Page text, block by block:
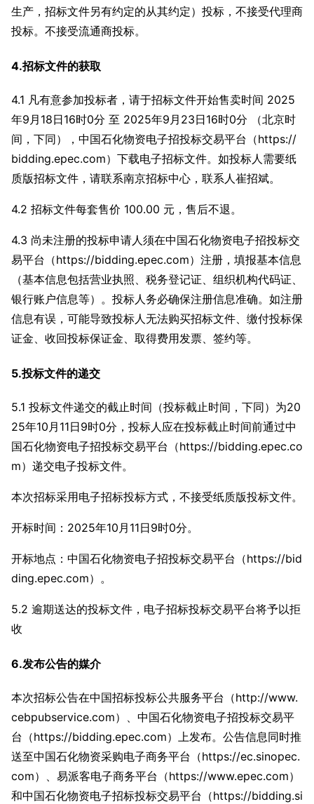
生产，招标文件另有约定的从其约定）投标，不接受代理商
投标。不接受流通商投标。
4.招标文件的获取
4.1 凡有意参加投标者，请于招标文件开始售卖时间 2025
年9月18日16时0分 至 2025年9月23日16时0分 （北京时
间，下同），中国石化物资电子招投标交易平台（https://
bidding.epec.com）下载电子招标文件。如投标人需要纸
质版招标文件，请联系南京招标中心，联系人崔招斌。
4.2 招标文件每套售价 100.00 元，售后不退。
4.3 尚未注册的投标申请人须在中国石化物资电子招投标交
易平台（https://bidding.epec.com）注册，填报基本信息
（基本信息包括营业执照、税务登记证、组织机构代码证、
银行账户信息等）。投标人务必确保注册信息准确。如注册
信息有误，可能导致投标人无法购买招标文件、缴付投标保
证金、收回投标保证金、取得费用发票、签约等。
5.投标文件的递交
5.1 投标文件递交的截止时间（投标截止时间，下同）为20
25年10月11日9时0分，投标人应在投标截止时间前通过中
国石化物资电子招投标交易平台（https://bidding.epec.co
m）递交电子投标文件。
本次招标采用电子招标投标方式，不接受纸质版投标文件。
开标时间：2025年10月11日9时0分。
开标地点：中国石化物资电子招投标交易平台（https://bid
ding.epec.com）。
5.2 逾期送达的投标文件，电子招标投标交易平台将予以拒
收
6.发布公告的媒介
本次招标公告在中国招标投标公共服务平台（http://www.
cebpubservice.com）、中国石化物资电子招投标交易平
台（https://bidding.epec.com）上发布。公告信息同时推
送至中国石化物资采购电子商务平台（https://ec.sinopec.
com）、易派客电子商务平台（https://www.epec.com）
和中国石化物资电子招标投标交易平台（https://bidding.si